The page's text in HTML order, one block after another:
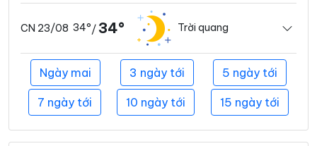
CN 23/08 34°/34° Trời quang
Ngày mai 3 ngày tới 5 ngày tới
7 ngày tới 10 ngày tới 15 ngày tới